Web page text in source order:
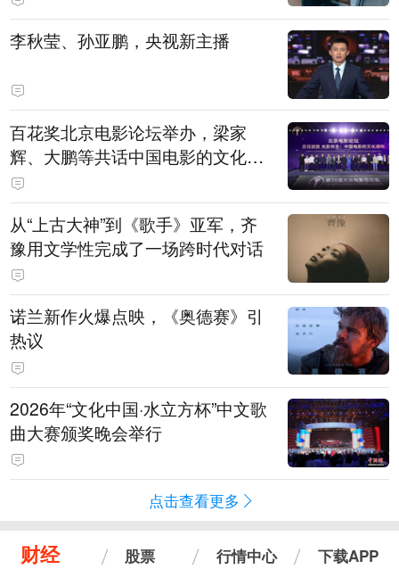
白，主演均为广州本土演员
李秋莹、孙亚鹏，央视新主播
百花奖北京电影论坛举办，梁家
辉、大鹏等共话中国电影的文化建
构
从“上古大神”到《歌手》亚军，齐
豫用文学性完成了一场跨时代对话
诺兰新作火爆点映，《奥德赛》引
热议
2026年“文化中国·水立方杯”中文歌
曲大赛颁奖晚会举行
点击查看更多
财经 股票 行情中心 下载APP